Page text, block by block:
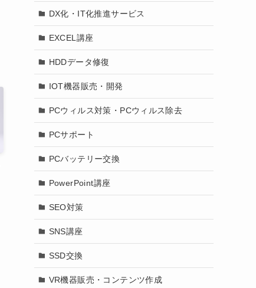
DX化・IT化推進サービス
EXCEL講座
HDDデータ修復
IOT機器販売・開発
PCウィルス対策・PCウィルス除去
PCサポート
PCバッテリー交換
PowerPoint講座
SEO対策
SNS講座
SSD交換
VR機器販売・コンテンツ作成